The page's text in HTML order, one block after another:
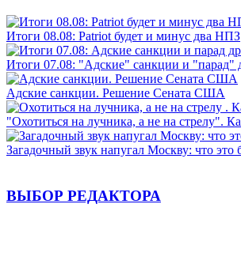
Итоги 08.08: Patriot будет и минус два НПЗ
Итоги 07.08: "Адские" санкции и "парад"
Адские санкции. Решение Сената США
"Охотиться на лучника, а не на стрелу".
Загадочный звук напугал Москву: что это
ВЫБОР РЕДАКТОРА